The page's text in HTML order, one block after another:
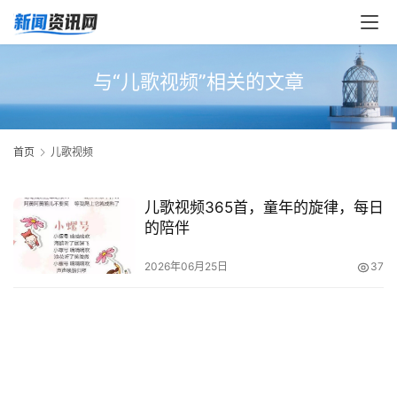
与“儿歌视频”相关的文章
首页 儿歌视频
儿歌视频365首，童年的旋律，每日
的陪伴
2026年06月25日 37